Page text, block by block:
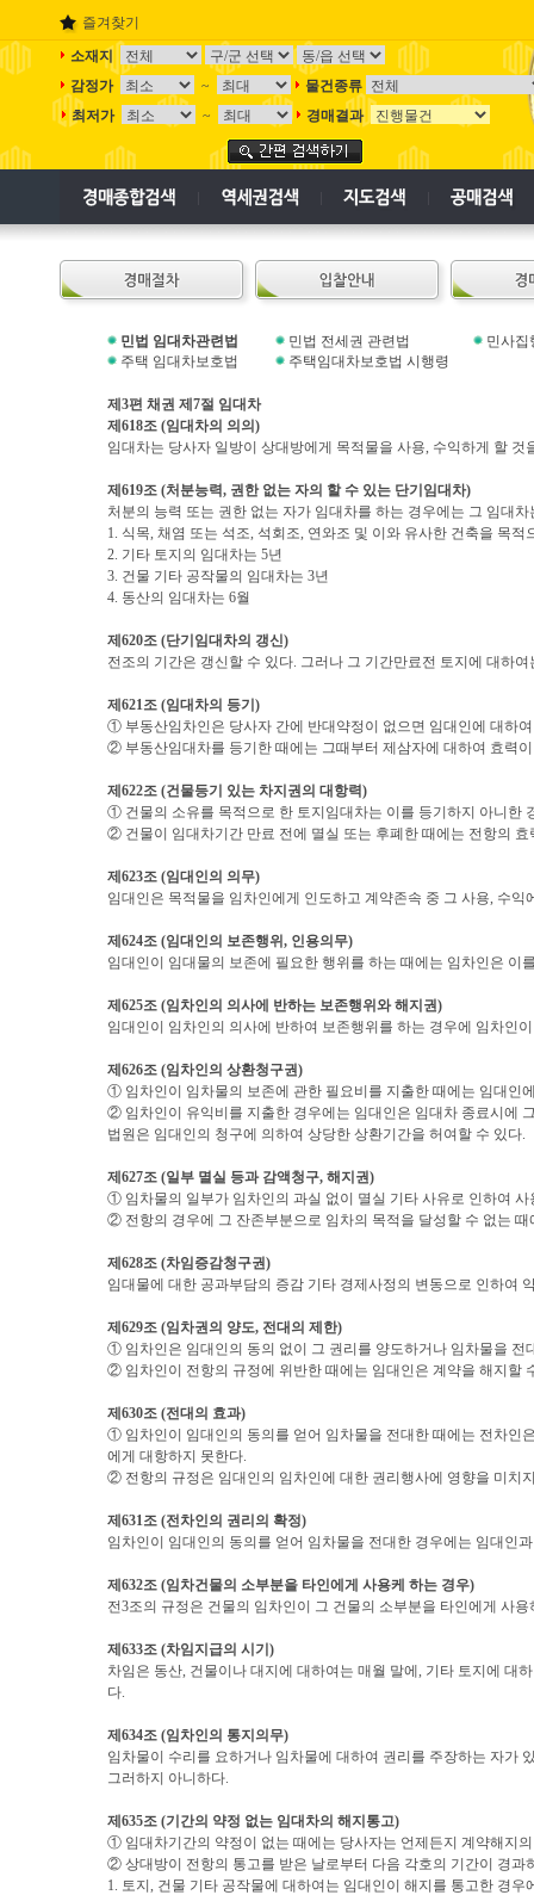
즐겨찾기
소재지
감정가
~
물건종류
최저가
~ 경매결과
민법 임대차관련법 민법 전세권 관련법
민사집
주택 임대차보호법
주택임대차보호법 시행령
제 3편 채권 제 7절 임대차
제 618조 (임대차의 의의 )
임대차는 당사자 일방이 상대방에게 목적물을 사용, 수익하게 할 것
제 619조 (처분능력, 권한 없는 자의 할 수 있는 단기임대차)
처분의 능력 또는 권한 없는 자가 임대차를 하는 경우에는 그 임대
1. 식목, 채염 또는 석조, 석회조, 연와조 및 이와 유사한 건축을 목적
2. 기타 토지의 임대차는 5년
3. 건물 기타 공작물의 임대차는 3년
4. 동산의 임대차는 6월
제 620조 (단기임대차의 갱신)
전조의 기간은 갱신할 수 있다. 그러나 그 기간만료전 토지에 대하여
제 621조 (임대차의 등기 )
① 부동산임차인은 당사자 간에 반대약정이 없으면 임대인에 대하
② 부동산임대차를 등기한 때에는 그때부터 제삼자에 대하여 효력
제 622조 (건물등기 있는 차지권의 대항력)
① 건물의 소유를 목적으로 한 토지임대차는 이를 등기하지 아니한
② 건물이 임대차기간 만료 전에 멸실 또는 후폐한 때에는 전항의 효
제 623조 (임대인의 의무)
임대인은 목적물을 임차인에게 인도하고 계약존속 중 그 사용, 수익
제 624조 (임대인의 보존행위 , 인용의무)
임대인이 임대물의 보존에 필요한 행위를 하는 때에는 임차인은 이
제 625조 (임차인의 의사에 반하는 보존행위와 해지권)
임대인이 임차인의 의사에 반하여 보존행위를 하는 경우에 임차인
제 626조 (임차인의 상환청구권)
① 임차인이 임차물의 보존에 관한 필요비를 지출한 때에는 임대인
② 임차인이 유익비를 지출한 경우에는 임대인은 임대차 종료시에
법원은 임대인의 청구에 의하여 상당한 상환기간을 허여할 수 있다.
제 627조 (일부 멸실 등과 감액청구, 해지권)
① 임차물의 일부가 임차인의 과실 없이 멸실 기타 사유로 인하여 사
② 전항의 경우에 그 잔존부분으로 임차의 목적을 달성할 수 없는
제 628조 (차임증감청구권)
임대물에 대한 공과부담의 증감 기타 경제사정의 변동으로 인하여
제 629조 (임차권의 양도, 전대의 제한)
① 임차인은 임대인의 동의 없이 그 권리를 양도하거나 임차물을 전
② 임차인이 전항의 규정에 위반한 때에는 임대인은 계약을 해지할
제 630조 (전대의 효과)
① 임차인이 임대인의 동의를 얻어 임차물을 전대한 때에는 전차인
에게 대항하지 못한다.
② 전항의 규정은 임대인의 임차인에 대한 권리행사에 영향을 미치
제 631조 (전차인의 권리의 확정)
임차인이 임대인의 동의를 얻어 임차물을 전대한 경우에는 임대인
제 632조 (임차건물의 소부분을 타인에게 사용케 하는 경우)
전3조의 규정은 건물의 임차인이 그 건물의 소부분을 타인에게 사
제 633조 (차임지급의 시기 )
차임은 동산, 건물이나 대지에 대하여는 매월 말에 , 기타 토지에 대
다.
제 634조 (임차인의 통지의무)
임차물이 수리를 요하거나 임차물에 대하여 권리를 주장하는 자가
그러하지 아니하다.
제 635조 (기간의 약정 없는 임대차의 해지통고)
① 임대차기간의 약정이 없는 때에는 당사자는 언제든지 계약해지
② 상대방이 전항의 통고를 받은 날로부터 다음 각호의 기간이 경과
1. 토지 , 건물 기타 공작물에 대하여는 임대인이 해지를 통고한 경우